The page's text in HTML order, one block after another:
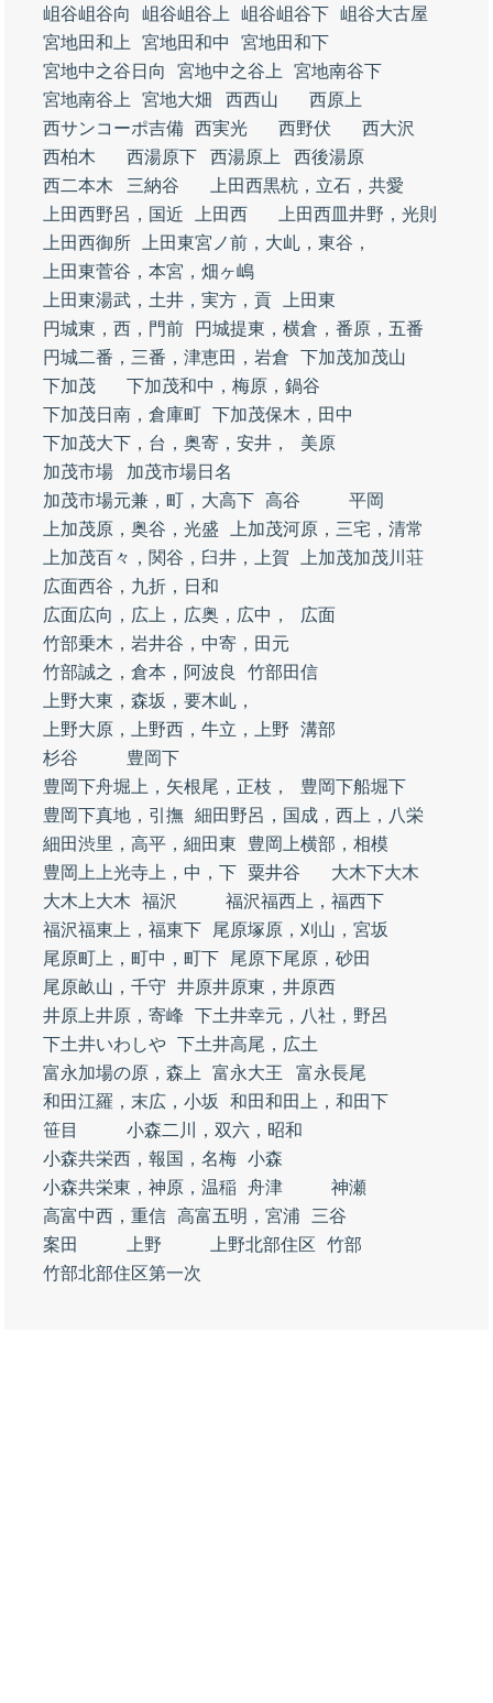
岨谷岨谷向
岨谷岨谷上 岨谷岨谷下 岨谷大古屋
宮地田和上
宮地田和中
宮地田和下
宮地中之谷日向
宮地中之谷上
宮地南谷下
宮地南谷上
宮地大畑 西西山
西原上
西サンコーポ吉備 西実光 西野伏
西大沢
西柏木
西湯原下 西湯原上
西後湯原
西二本木
三納谷
上田西黒杭，立石，共愛
上田西野呂，国近
上田西
上田西皿井野，光則
上田西御所
上田東宮ノ前，大乢，東谷，
上田東菅谷，本宮，畑ヶ嶋
上田東湯武，土井，実方，貢
上田東
円城東，西，門前
円城提東，横倉，番原，五番
円城二番，三番，津恵田，岩倉
下加茂加茂山
下加茂
下加茂和中，梅原，鍋谷
下加茂日南，倉庫町 下加茂保木，田中
下加茂大下，台，奥寄，安井，
美原
加茂市場
加茂市場日名
加茂市場元兼，町，大高下 高谷
平岡
上加茂原，奥谷，光盛
上加茂河原，三宅，清常
上加茂百々，関谷，臼井，上賀
上加茂加茂川荘
広面西谷，九折，日和
広面広向，広上，広奥，広中，
広面
竹部乗木，岩井谷，中寄，田元
竹部誠之，倉本，阿波良
竹部田信
上野大東，森坂，要木乢，
上野大原，上野西，牛立，上野
溝部
杉谷
豊岡下
豊岡下舟堀上，矢根尾，正枝，
豊岡下船堀下
豊岡下真地，引撫 細田野呂，国成，西上，八栄
細田渋里，高平，細田東
豊岡上横部，相模
豊岡上上光寺上，中，下 粟井谷
大木下大木
大木上大木
福沢
福沢福西上，福西下
福沢福東上，福東下
尾原塚原，刈山，宮坂
尾原町上，町中，町下
尾原下尾原，砂田
尾原畝山，千守
井原井原東，井原西
井原上井原，寄峰
下土井幸元，八社，野呂
下土井いわしや 下土井高尾，広土
富永加場の原，森上
富永大王
富永長尾
和田江羅，末広，小坂
和田和田上，和田下
笹目
小森二川，双六，昭和
小森共栄西，報国，名梅 小森
小森共栄東，神原，温稲
舟津
神瀬
高富中西，重信 高富五明，宮浦
三谷
案田
上野 上野北部住区
竹部
竹部北部住区第一次